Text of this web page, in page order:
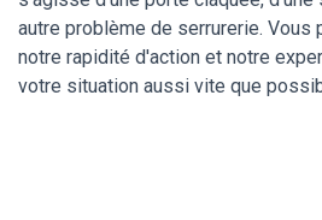
autre problème de serrurerie. Vous
notre rapidité d'action et notre
votre situation aussi vite que